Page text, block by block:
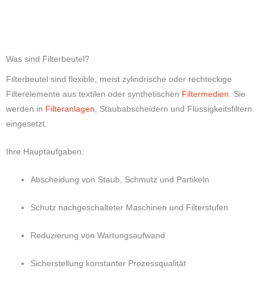
Was sind Filterbeutel?
Filterbeutel sind flexible, meist zylindrische oder rechteckige
Filterelemente aus textilen oder synthetischen Filtermedien. Sie
werden in Filteranlagen, Staubabscheidern und Flüssigkeitsfiltern
eingesetzt.
Ihre Hauptaufgaben:
Abscheidung von Staub, Schmutz und Partikeln
Schutz nachgeschalteter Maschinen und Filterstufen
Reduzierung von Wartungsaufwand
Sicherstellung konstanter Prozessqualität